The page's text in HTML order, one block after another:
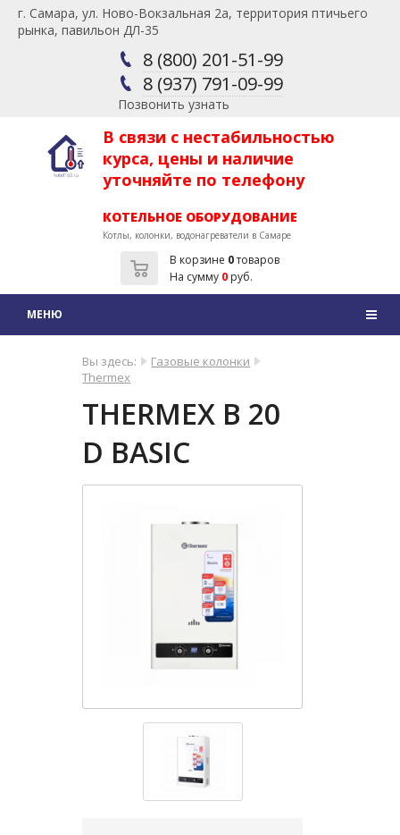
г. Самара, ул. Ново-Вокзальная 2а, территория птичьего
рынка, павильон ДЛ-35
8 (800) 201-51-99
8 (937) 791-09-99
Позвонить узнать
В связи с нестабильностью
курса, цены и наличие
уточняйте по телефону
КОТЕЛЬНОЕ ОБОРУДОВАНИЕ
Котлы, колонки, водонагреватели в Самаре
В корзине 0товаров
На сумму 0руб.
Вы здесь:
Газовые колонки
Thermex
THERMEX B 20
D BASIC